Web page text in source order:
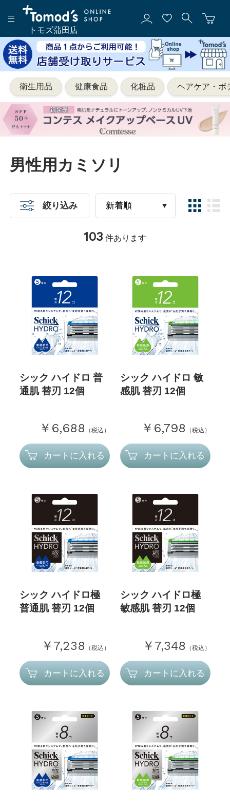
トモズ蒲田店
衛生用品 健康食品 化粧品 ヘアケア・ボ
男性用カミソリ
絞り込み
103 件あります
シック ハイドロ 普
通肌 替刃 12個
￥6,688 （税込）
カートに入れる
シック ハイドロ 敏
感肌 替刃 12個
￥6,798 （税込）
カートに入れる
シック ハイドロ極
普通肌 替刃 12個
￥7,238 （税込）
カートに入れる
シック ハイドロ極
敏感肌 替刃 12個
￥7,348 （税込）
カートに入れる